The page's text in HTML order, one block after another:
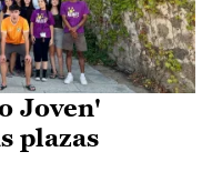
Joven'
plazas